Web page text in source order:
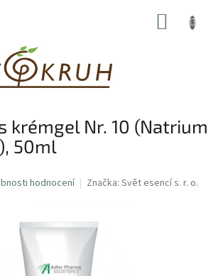
krémgel Nr. 10 (Natrium
50ml
hodnocení Značka: Svět esencí s. r. o.